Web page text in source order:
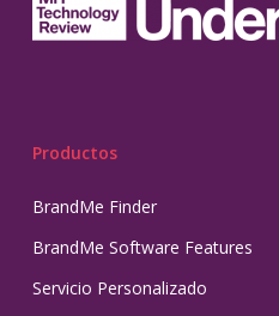
Productos
BrandMe Finder
BrandMe Software Features
Servicio Personalizado